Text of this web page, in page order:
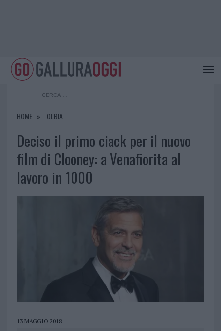
HOME OLBIA
Deciso il primo ciack per il nuovo
film di Clooney: a Venafiorita al
lavoro in 1000
13 MAGGIO 2018